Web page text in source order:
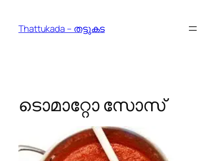
content
Thattukada – തട്ടുകട
ടൊമാറ്റോ സോസ്